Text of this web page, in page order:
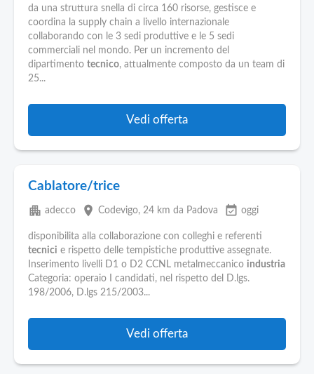
da una struttura snella di circa 160 risorse, gestisce e
coordina la supply chain a livello internazionale
collaborando con le 3 sedi produttive e le 5 sedi
commerciali nel mondo. Per un incremento del
dipartimento tecnico, attualmente composto da un team di
25...
Vedi offerta
Cablatore/trice
apartment adecco place Codevigo, 24 km da Padova event_available oggi
disponibilita alla collaborazione con colleghi e referenti
tecnici e rispetto delle tempistiche produttive assegnate.
Inserimento livelli D1 o D2 CCNL metalmeccanico industria
Categoria: operaio I candidati, nel rispetto del D.lgs.
198/2006, D.lgs 215/2003...
Vedi offerta